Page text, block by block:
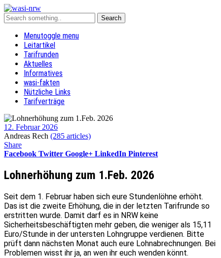
Menutoggle menu
Leitartikel
Tarifrunden
Aktuelles
Informatives
wasi-fakten
Nützliche Links
Tarifverträge
12. Februar 2026
Andreas Rech (285 articles)
Share
Facebook Twitter Google+ LinkedIn Pinterest
Lohnerhöhung zum 1.Feb. 2026
Seit dem 1. Februar haben sich eure Stundenlöhne erhöht.
Das ist die zweite Erhöhung, die in der letzten Tarifrunde so
erstritten wurde. Damit darf es in NRW keine
Sicherheitsbeschäftigten mehr geben, die weniger als 15,11
Euro/Stunde in der untersten Lohngruppe verdienen. Bitte
prüft dann nächsten Monat auch eure Lohnabrechnungen. Bei
Problemen wisst ihr ja, an wen ihr euch wenden könnt.